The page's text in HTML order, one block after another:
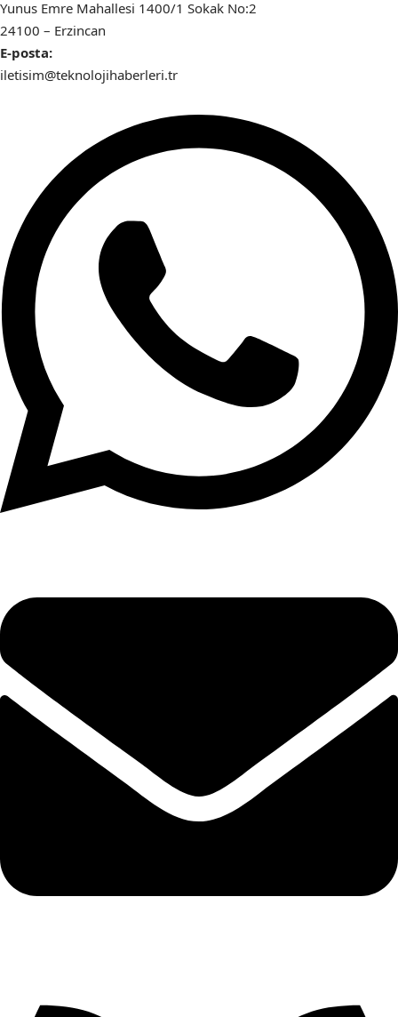
Yunus Emre Mahallesi 1400/1 Sokak No:2
24100 – Erzincan
E-posta:
iletisim@teknolojihaberleri.tr